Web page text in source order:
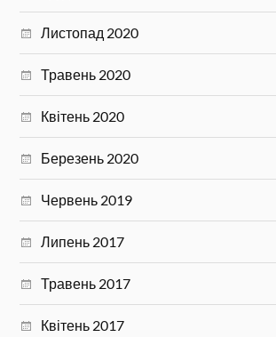
Листопад 2020
Травень 2020
Квітень 2020
Березень 2020
Червень 2019
Липень 2017
Травень 2017
Квітень 2017